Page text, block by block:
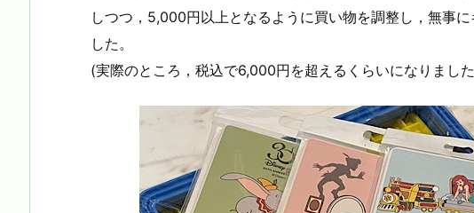
しつつ，5,000円以上となるように買い物を調整し，無事
した。
(実際のところ，税込で6,000円を超えるくらいになりまし